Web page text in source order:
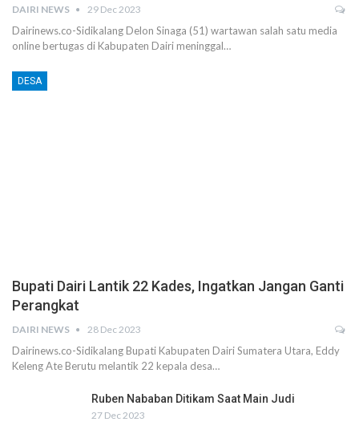
DAIRI NEWS 29 Dec 2023
Dairinews.co-Sidikalang Delon Sinaga (51) wartawan salah satu media
online bertugas di Kabupaten Dairi meninggal…
DESA
Bupati Dairi Lantik 22 Kades, Ingatkan Jangan Ganti
Perangkat
DAIRI NEWS 28 Dec 2023
Dairinews.co-Sidikalang Bupati Kabupaten Dairi Sumatera Utara, Eddy
Keleng Ate Berutu melantik 22 kepala desa…
Ruben Nababan Ditikam Saat Main Judi
27 Dec 2023